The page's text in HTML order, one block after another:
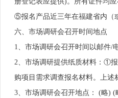
⑤报名产品近三年在福建省内（
六、市场调研会召开时间地点
1、市场调研会召开时间以邮件/
2、市场调研提供纸质材料：①
购项目需求调查报名材料。上
3、市场调研会召开地点： (略) (